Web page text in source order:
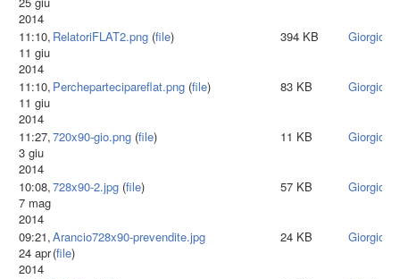
2014
11:10,
11 giu
2014
RelatoriFLAT2.png (file) 394 KB
11:10,
11 giu
2014
Perchepartecipareflat.png (file) 83 KB
11:27,
3 giu
2014
720x90-gio.png (file) 11 KB
10:08,
7 mag
2014
728x90-2.jpg (file) 57 KB
09:21,
24 apr
2014
Arancio728x90-prevendite.jpg
(file)
24 KB